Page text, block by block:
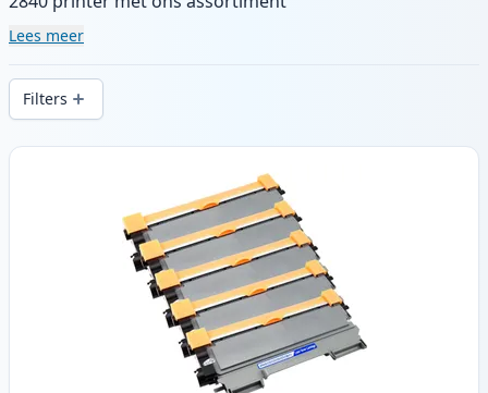
compatibele en high-yield cartridges.
snelle levering vanuit lokale voorraad in .
Lees meer
Filters
Producten